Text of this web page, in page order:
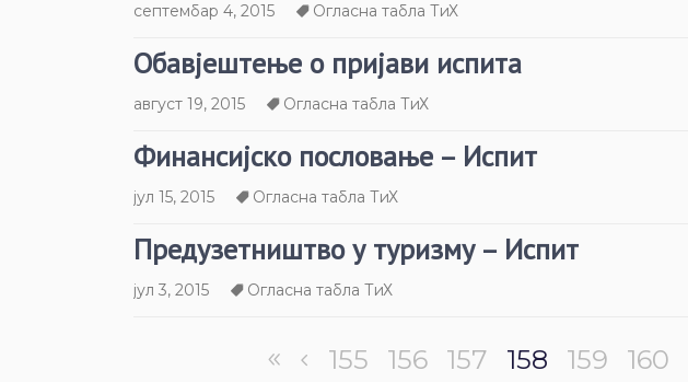
септембар 4, 2015 Огласна табла ТиХ
Обавјештење о пријави испита
август 19, 2015 Огласна табла ТиХ
Финансијско пословање – Испит
јул 15, 2015 Огласна табла ТиХ
Предузетништво у туризму – Испит
јул 3, 2015 Огласна табла ТиХ
155 156 157 158 159 160